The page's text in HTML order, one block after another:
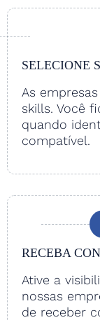
SELECIONE
As
skills. Você
quando
compatível.
RECEBA
Ative a
nossas
de receber